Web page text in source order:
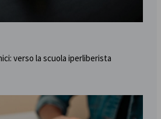
verso la scuola iperliberista